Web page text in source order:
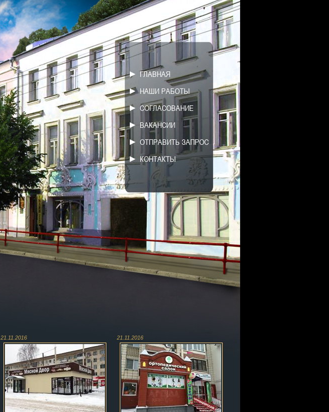
► ГЛАВНАЯ
► НАШИ РАБОТЫ
► СОГЛАСОВАНИЕ
► ВАКАНСИИ
► ОТПРАВИТЬ ЗАПРОС
► КОНТАКТЫ
21.11.2016 21.11.2016